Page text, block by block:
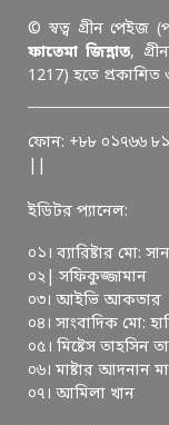
© স্বত্ব গ্রীন পেইজ
ফাতেমা জিন্নাত,
1217) হতে প্রকাশিত
ফোন: +৮৮ ০১৭৬৬
ইডিটর প্যানেল:
০১। ব্যারিষ্টার মো:
০২| সফিকুজ্জামান
০৩। আইভি আকতার
০৪। সাংবাদিক মো:
০৫। মিষ্টেস তাহসিন
০৬। মাষ্টার আদনান
০৭। আমিলা খান